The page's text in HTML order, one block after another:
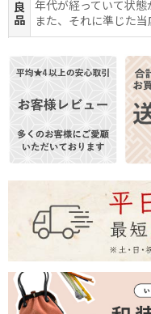
良
品
年代が経っていて状態
また、それに準じた